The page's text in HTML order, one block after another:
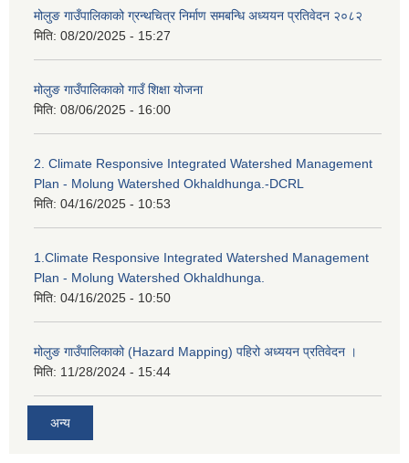
मोलुङ गाउँपालिकाको ग्रन्थचित्र निर्माण समबन्धि अध्ययन प्रतिवेदन २०८२
मिति: 08/20/2025 - 15:27
मोलुङ गाउँपालिकाको गाउँ शिक्षा योजना
मिति: 08/06/2025 - 16:00
2. Climate Responsive Integrated Watershed Management
Plan - Molung Watershed Okhaldhunga.-DCRL
मिति: 04/16/2025 - 10:53
1.Climate Responsive Integrated Watershed Management
Plan - Molung Watershed Okhaldhunga.
मिति: 04/16/2025 - 10:50
मोलुङ गाउँपालिकाको (Hazard Mapping) पहिरो अध्ययन प्रतिवेदन ।
मिति: 11/28/2024 - 15:44
अन्य